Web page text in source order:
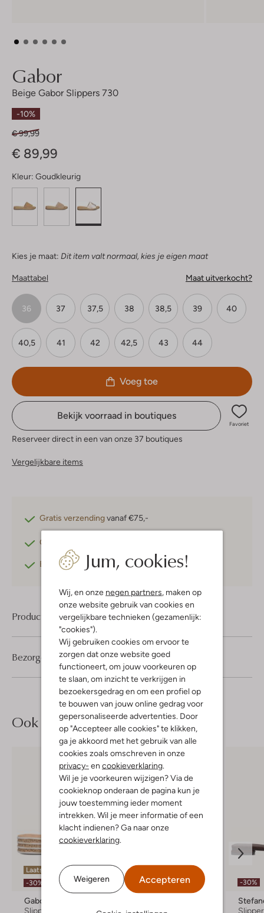
Jum, cookies!
Wij, en onze negen partners , maken op
onze website gebruik van cookies en
vergelijkbare technieken (gezamenlijk:
"cookies").
Wij gebruiken cookies om ervoor te
zorgen dat onze website goed
functioneert, om jouw voorkeuren op
te slaan, om inzicht te verkrijgen in
bezoekersgedrag en om een profiel op
te bouwen van jouw online gedrag voor
gepersonaliseerde advertenties. Door
op "Accepteer alle cookies" te klikken,
ga je akkoord met het gebruik van alle
cookies zoals omschreven in onze
privacy- en cookieverklaring
Wil je je voorkeuren wijzigen? Via de
cookieknop onderaan de pagina kun je
jouw toestemming ieder moment
intrekken. Wil je meer informatie of een
klacht indienen? Ga naar onze
cookieverklaring
Weigeren Accepteren
Gabor
Beige Gabor Slippers 730
-10%
€ 99,99
€ 89,99
Kleur: Goudkleurig
Kies je maat: Dit item valt normaal, kies je eigen maat
Maattabel Maat uitverkocht?
36 37 37,5 38 38,5 39 40
40,5 41 42 42,5 43 44
Voeg toe
Bekijk voorraad in boutiques
Favoriet
Reserveer direct in een van onze 37 boutiques
Vergelijkbare items
Gratis verzendingvanaf €75,-
Gratis retourneren
Betaal achterafmet Klarna
Product informatie
Bezorgen & retourneren
Ook iets voor jou?
Laatste items
-30%
Gabor
Slippers
-20%
Slippers
-30%